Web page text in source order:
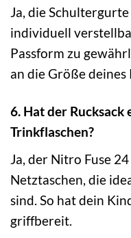
Ja, die
individuell
Passform zu
an die Größe deines
6. Hat der Rucksack
Trinkflaschen?
Ja, der Nitro Fuse
Netztaschen, die
sind. So hat dein
griffbereit.